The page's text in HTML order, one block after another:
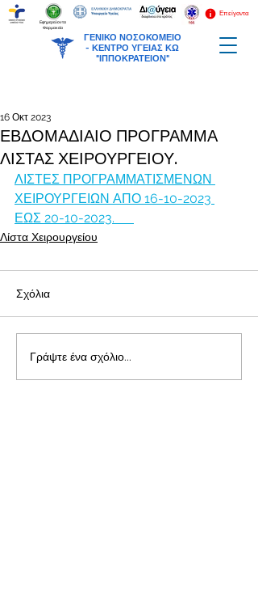
ΓΕΝΙΚΟ ΝΟΣΟΚΟΜΕΙΟ
- ΚΕΝΤΡΟ ΥΓΕΙΑΣ ΚΩ
"ΙΠΠΟΚΡΑΤΕΙΟΝ"
Επείγοντα
Εφημερεύοντα
Φαρμακεία
ΕΒΔΟΜΑΔΙΑΙΟ ΠΡΟΓΡΑΜΜΑ
ΛΙΣΤΑΣ ΧΕΙΡΟΥΡΓΕΙΟΥ.
16 Οκτ 2023
ΛΙΣΤΕΣ ΠΡΟΓΡΑΜΜΑΤΙΣΜΕΝΩΝ
ΧΕΙΡΟΥΡΓΕΙΩΝ ΑΠΟ 16-10-2023
ΕΩΣ 20-10-2023.
Λίστα Χειρουργείου
Σχόλια
Γράψτε ένα σχόλιο...